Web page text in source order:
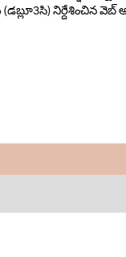
నిర్దేశించిన వెబ్